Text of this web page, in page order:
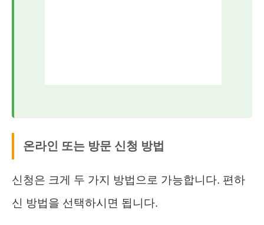
온라인 또는 방문 신청 방법
신청은 크게 두 가지 방법으로 가능합니다. 편하
신 방법을 선택하시면 됩니다.